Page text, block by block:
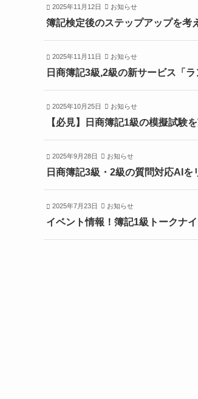
2025年11月12日 お知らせ
簿記検定後のステップアップを考
2025年11月11日 お知らせ
日商簿記3級,2級の新サービス「
2025年10月25日 お知らせ
【必見】日商簿記1級の模擬試験
2025年9月28日 お知らせ
日商簿記3級・2級の質問対応AIを
2025年7月23日 お知らせ
イベント情報！簿記1級トークナイ